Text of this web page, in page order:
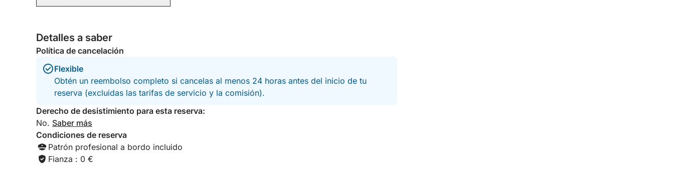
Detalles a saber
Política de cancelación
Flexible
Obtén un reembolso completo si cancelas al menos 24 horas antes del inicio de tu
reserva (excluidas las tarifas de servicio y la comisión).
Derecho de desistimiento para esta reserva:
No. Saber más
Condiciones de reserva
Patrón profesional a bordo incluido
Fianza : 0 €